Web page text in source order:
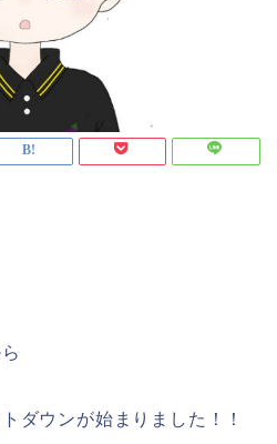
ダウンが始まりました！！